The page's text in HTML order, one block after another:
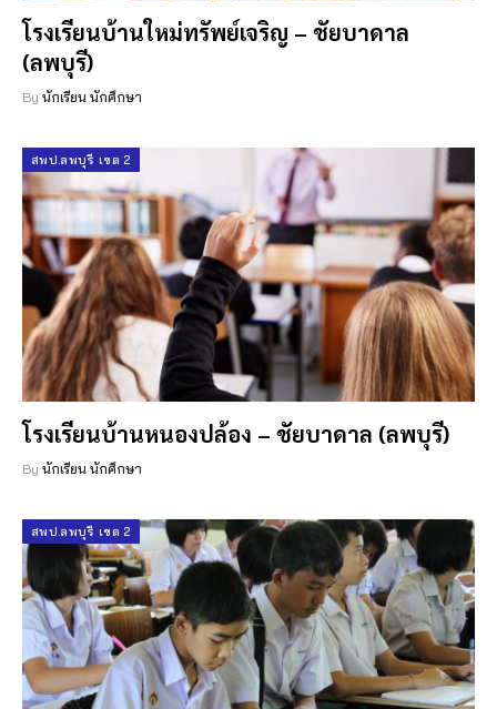
โรงเรียนบ้านใหม่ทรัพย์เจริญ – ชัยบาดาล
(ลพบุรี)
By นักเรียน นักศึกษา
สพป.ลพบุรี เขต 2
โรงเรียนบ้านหนองปล้อง – ชัยบาดาล (ลพบุรี)
By นักเรียน นักศึกษา
สพป.ลพบุรี เขต 2